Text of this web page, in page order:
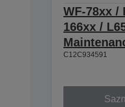
WF-78xx /
166xx /
C12C934591